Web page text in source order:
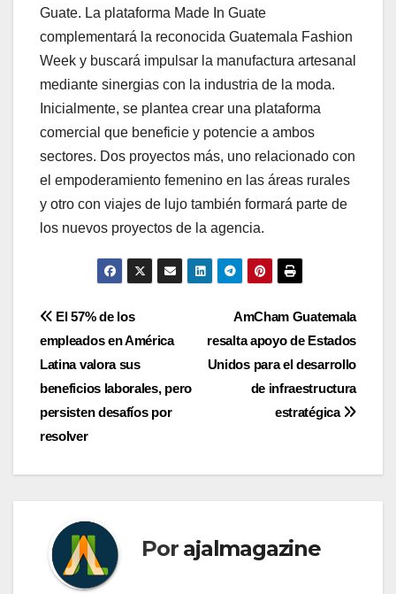
Guate. La plataforma Made In Guate
complementará la reconocida Guatemala Fashion
Week y buscará impulsar la manufactura artesanal
mediante sinergias con la industria de la moda.
Inicialmente, se plantea crear una plataforma
comercial que beneficie y potencie a ambos
sectores. Dos proyectos más, uno relacionado con
el empoderamiento femenino en las áreas rurales
y otro con viajes de lujo también formará parte de
los nuevos proyectos de la agencia.
Navegación
de
entradas
AmCham Guatemala
resalta apoyo de Estados
Unidos para el desarrollo
de infraestructura
estratégica
El 57% de los
empleados en América
Latina valora sus
beneficios laborales, pero
persisten desafíos por
resolver
Por ajalmagazine